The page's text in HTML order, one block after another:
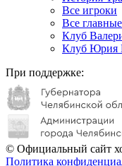
Все игроки
Все
Клуб
Клуб Юрия
При поддержке:
© Официальный сайт
Политика